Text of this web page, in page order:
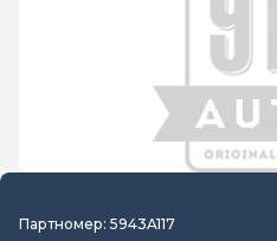
Партномер: 5943A117